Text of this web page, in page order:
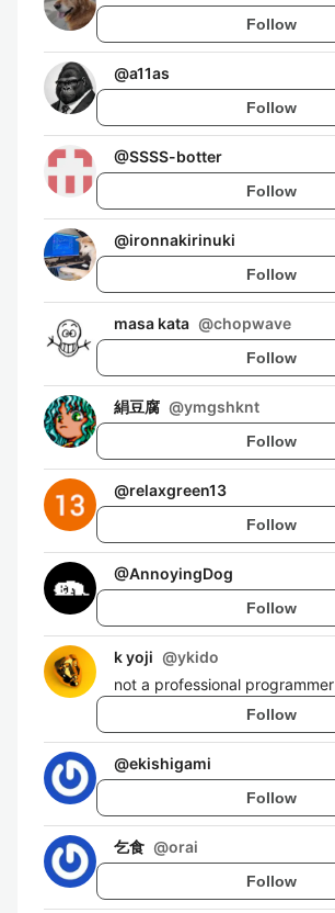
Follow
@a11as
Follow
@SSSS-botter
Follow
@ironnakirinuki
Follow
masa kata @chopwave
Follow
絹豆腐 @ymgshknt
Follow
@relaxgreen13
Follow
@AnnoyingDog
Follow
k yoji @ykido
not a professional programmer
Follow
@ekishigami
Follow
乞食 @orai
Follow